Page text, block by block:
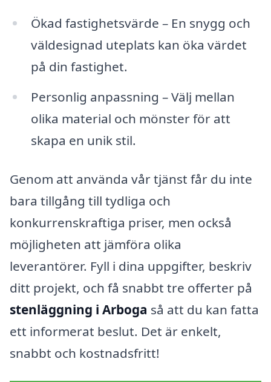
Ökad fastighetsvärde – En snygg och
väldesignad uteplats kan öka värdet
på din fastighet.
Personlig anpassning – Välj mellan
olika material och mönster för att
skapa en unik stil.
Genom att använda vår tjänst får du inte
bara tillgång till tydliga och
konkurrenskraftiga priser, men också
möjligheten att jämföra olika
leverantörer. Fyll i dina uppgifter, beskriv
ditt projekt, och få snabbt tre offerter på
stenläggning i Arboga så att du kan fatta
ett informerat beslut. Det är enkelt,
snabbt och kostnadsfritt!